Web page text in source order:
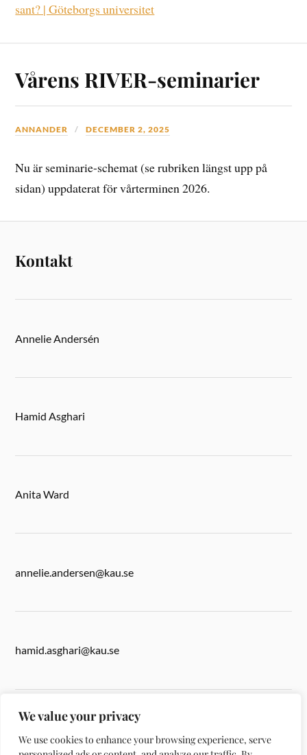
We value your privacy
We use cookies to enhance your browsing experience, serve
sant? | Göteborgs universitet
Vårens RIVER-seminarier
ANNANDER DECEMBER 2, 2025
Nu är seminarie-schemat (se rubriken längst upp på
sidan) uppdaterat för vårterminen 2026.
Kontakt
Annelie Andersén
Hamid Asghari
Anita Ward
annelie.andersen@kau.se
hamid.asghari@kau.se
anita.ward@kau.se